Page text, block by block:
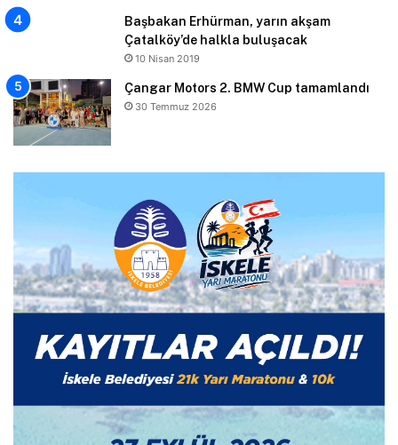
Başbakan Erhürman, yarın akşam
Çatalköy’de halkla buluşacak
10 Nisan 2019
Çangar Motors 2. BMW Cup tamamlandı
30 Temmuz 2026